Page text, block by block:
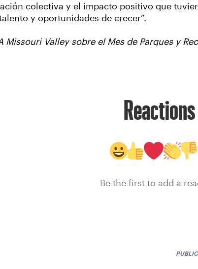
colectiva y el impacto positivo que
y oportunidades de crecer”.
Missouri Valley sobre el Mes de Parques y
Reactions
Be the first to add a